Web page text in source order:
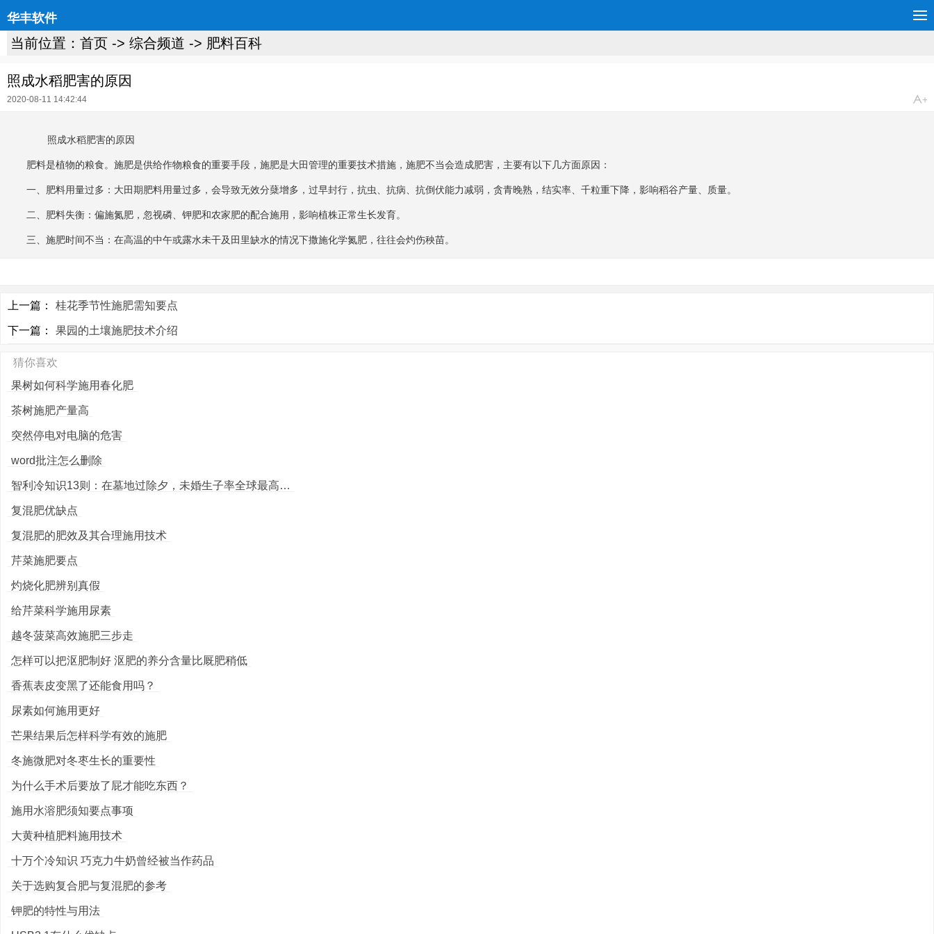
华丰软件
当前位置： 首页 -> 综合频道 -> 肥料百科
照成水稻肥害的原因
2020-08-11 14:42:44
照成水稻肥害的原因
肥料是植物的粮食。施肥是供给作物粮食的重要手段，施肥是大田管理的重要技术措施，施肥不当会造成肥害，主要有以下几方面原因：
一、肥料用量过多：大田期肥料用量过多，会导致无效分蘖增多，过早封行，抗虫、抗病、抗倒伏能力减弱，贪青晚熟，结实率、千粒重下降，影响稻谷产量、质量。
二、肥料失衡：偏施氮肥，忽视磷、钾肥和农家肥的配合施用，影响植株正常生长发育。
三、施肥时间不当：在高温的中午或露水未干及田里缺水的情况下撒施化学氮肥，往往会灼伤秧苗。
上一篇： 桂花季节性施肥需知要点
下一篇： 果园的土壤施肥技术介绍
猜你喜欢
果树如何科学施用春化肥
茶树施肥产量高
突然停电对电脑的危害
word批注怎么删除
智利冷知识13则：在墓地过除夕，未婚生子率全球最高…
复混肥优缺点
复混肥的肥效及其合理施用技术
芹菜施肥要点
灼烧化肥辨别真假
给芹菜科学施用尿素
越冬菠菜高效施肥三步走
怎样可以把沤肥制好 沤肥的养分含量比厩肥稍低
香蕉表皮变黑了还能食用吗？
尿素如何施用更好
芒果结果后怎样科学有效的施肥
冬施微肥对冬枣生长的重要性
为什么手术后要放了屁才能吃东西？
施用水溶肥须知要点事项
大黄种植肥料施用技术
十万个冷知识 巧克力牛奶曾经被当作药品
关于选购复合肥与复混肥的参考
钾肥的特性与用法